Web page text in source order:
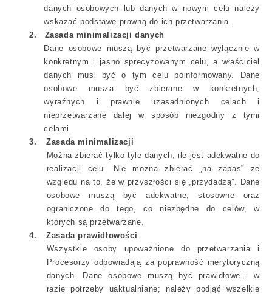
danych osobowych lub danych w nowym celu należy
wskazać podstawę prawną do ich przetwarzania.
2.
Zasada minimalizacji danych
Dane osobowe muszą być przetwarzane wyłącznie w
konkretnym i jasno sprecyzowanym celu, a właściciel
danych musi być o tym celu poinformowany. Dane
osobowe musza być zbierane w konkretnych,
wyraźnych i prawnie uzasadnionych celach i
nieprzetwarzane dalej w sposób niezgodny z tymi
celami.
3.
Zasada minimalizacji
Można zbierać tylko tyle danych, ile jest adekwatne do
realizacji celu. Nie można zbierać „na zapas” ze
względu na to, że w przyszłości się „przydadzą”. Dane
osobowe muszą być adekwatne, stosowne oraz
ograniczone do tego, co niezbędne do celów, w
których są przetwarzane.
4.
Zasada prawidłowości
Wszystkie osoby upoważnione do przetwarzania i
Procesorzy odpowiadają za poprawność merytoryczną
danych. Dane osobowe muszą być prawidłowe i w
razie potrzeby uaktualniane; należy podjąć wszelkie